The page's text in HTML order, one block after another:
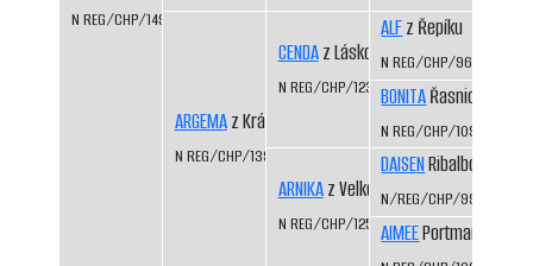
N REG/CHP/1498/09/12
ARGEMAz Království sněhu
N REG/CHP/1394/06/08
CENDAz Láskova
N REG/CHP/1235/01/03
ARNIKAz Velké Suché
N REG/CHP/1250/02/04
ALFz Řepíku
N REG/CHP/962/96/98
BONITAŘasnický potok
N REG/CHP/1093/98/
DAISENRibalbo
N/REG/CHP/992/97/00
AIMEEPortmanka